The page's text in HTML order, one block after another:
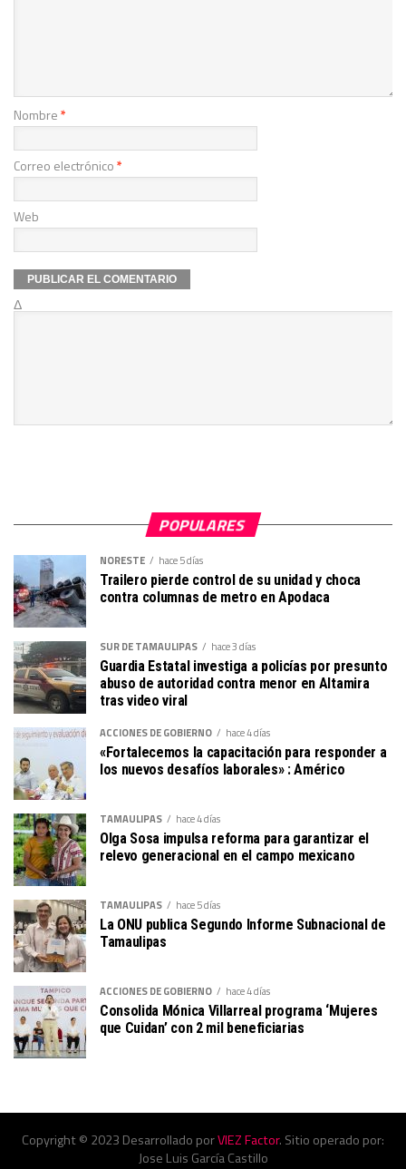
Nombre*
Correo electrónico*
Web
Δ
POPULARES
NORESTE hace 5 días
Trailero pierde control de su unidad y choca
contra columnas de metro en Apodaca
SUR DE TAMAULIPAS hace 3 días
Guardia Estatal investiga a policías por presunto
abuso de autoridad contra menor en Altamira
tras video viral
ACCIONES DE GOBIERNO hace 4 días
«Fortalecemos la capacitación para responder a
los nuevos desafíos laborales» : Américo
TAMAULIPAS hace 4 días
Olga Sosa impulsa reforma para garantizar el
relevo generacional en el campo mexicano
TAMAULIPAS hace 5 días
La ONU publica Segundo Informe Subnacional de
Tamaulipas
ACCIONES DE GOBIERNO hace 4 días
Consolida Mónica Villarreal programa ‘Mujeres
que Cuidan’ con 2 mil beneficiarias
Copyright © 2023 Desarrollado porVIEZ Factor. Sitio operado por:
Jose Luis García Castillo